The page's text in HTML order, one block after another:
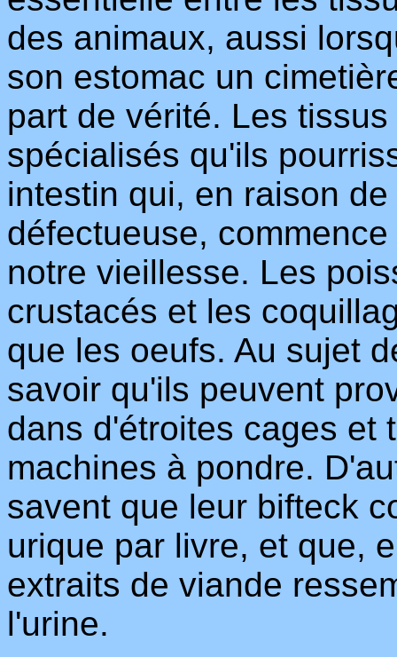
des animaux, aussi
son estomac un
part de vérité. Les
spécialisés qu'ils
intestin qui, en raison
défectueuse,
notre vieillesse. Les
crustacés et les
que les oeufs. Au sujet
savoir qu'ils peuvent
dans d'étroites cages et
machines à pondre.
savent que leur bifteck
urique par livre, et que,
extraits de viande
l'urine.